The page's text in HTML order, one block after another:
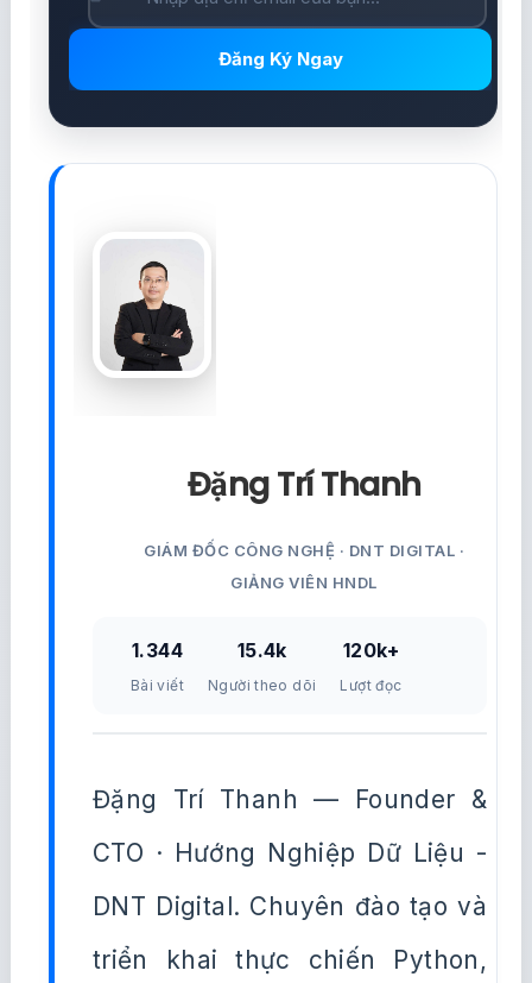
Đăng Ký Ngay
Đặng Trí Thanh
GIÁM ĐỐC CÔNG NGHỆ · DNT DIGITAL ·
GIẢNG VIÊN HNDL
1.344
Bài viết
15.4k
Người theo dõi
120k+
Lượt đọc
Đặng Trí Thanh — Founder &
CTO · Hướng Nghiệp Dữ Liệu -
DNT Digital. Chuyên đào tạo và
triển khai thực chiến Python,